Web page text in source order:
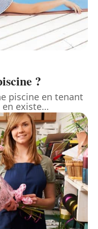
?
piscine en tenant
existe…